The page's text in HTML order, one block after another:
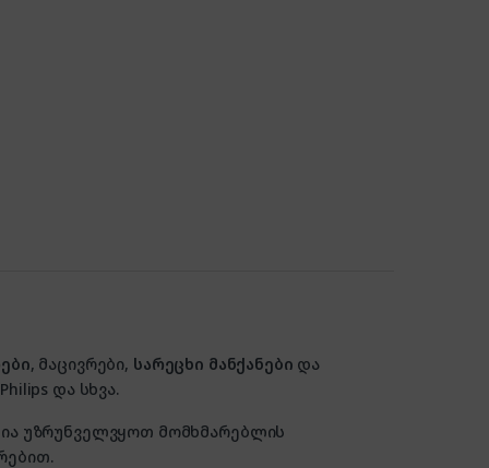
, მაცივრები, სარეცხი მანქანები და
და სხვა.
უზრუნველვყოთ მომხმარებლის